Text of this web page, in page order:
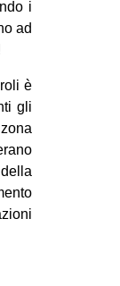
i
ad
è
gli